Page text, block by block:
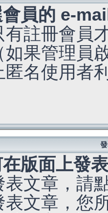
員的 e-
有註冊會員
如果管理員
匿名使用者
版面上發
表文章，請
表文章，您